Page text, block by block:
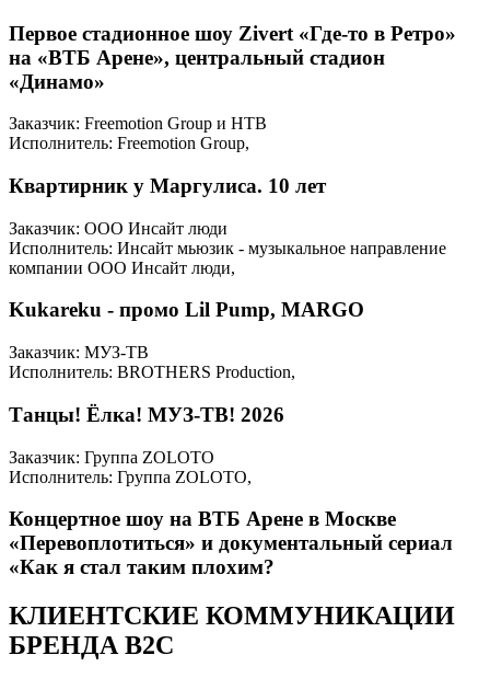
Первое стадионное шоу Zivert «Где-то в Ретро»
на «ВТБ Арене», центральный стадион
«Динамо»
Заказчик: Freemotion Group и НТВ
Исполнитель: Freemotion Group,
Квартирник у Маргулиса. 10 лет
Заказчик: ООО Инсайт люди
Исполнитель: Инсайт мьюзик - музыкальное направление
компании ООО Инсайт люди,
Kukareku - промо Lil Pump, MARGO
Заказчик: МУЗ-ТВ
Исполнитель: BROTHERS Production,
Танцы! Ёлка! МУЗ-ТВ! 2026
Заказчик: Группа ZOLOTO
Исполнитель: Группа ZOLOTO,
Концертное шоу на ВТБ Арене в Москве
«Перевоплотиться» и документальный сериал
«Как я стал таким плохим?
КЛИЕНТСКИЕ КОММУНИКАЦИИ
БРЕНДА B2C